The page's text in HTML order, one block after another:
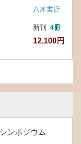
八木書店
新刊 4冊
12,100円
シンポジウム